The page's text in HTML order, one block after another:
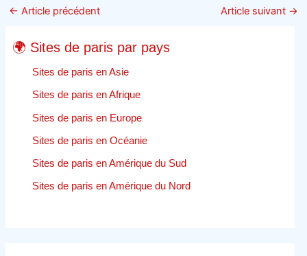
est
← Article précédent Article suivant →
🌍 Sites de paris par pays
Sites de paris en Asie
Sites de paris en Afrique
Sites de paris en Europe
Sites de paris en Océanie
Sites de paris en Amérique du Sud
Sites de paris en Amérique du Nord